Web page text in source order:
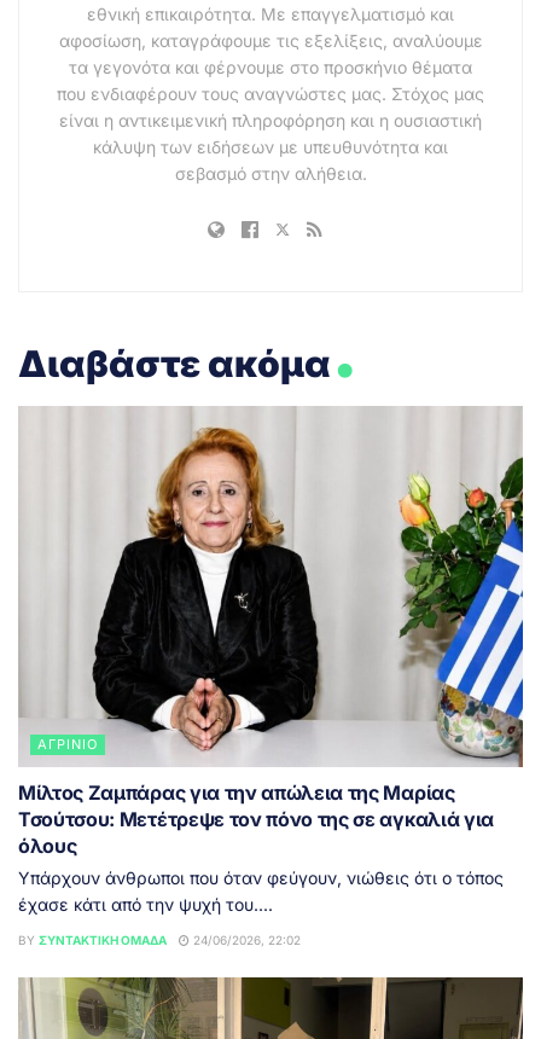
εθνική επικαιρότητα. Με επαγγελματισμό και
αφοσίωση, καταγράφουμε τις εξελίξεις, αναλύουμε
τα γεγονότα και φέρνουμε στο προσκήνιο θέματα
που ενδιαφέρουν τους αναγνώστες μας. Στόχος μας
είναι η αντικειμενική πληροφόρηση και η ουσιαστική
κάλυψη των ειδήσεων με υπευθυνότητα και
σεβασμό στην αλήθεια.
Διαβάστε ακόμα.
ΑΓΡΊΝΙΟ
Μίλτος Ζαμπάρας για την απώλεια της Μαρίας
Τσούτσου: Μετέτρεψε τον πόνο της σε αγκαλιά για
όλους
Υπάρχουν άνθρωποι που όταν φεύγουν, νιώθεις ότι ο τόπος
έχασε κάτι από την ψυχή του....
BY ΣΥΝΤΑΚΤΙΚΉ ΟΜΆΔΑ 24/06/2026, 22:02